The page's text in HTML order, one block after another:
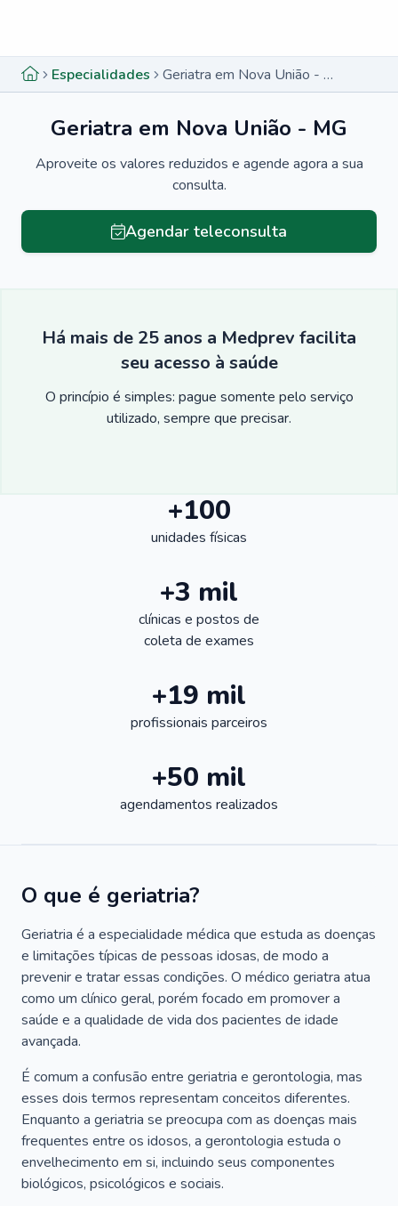
Especialidades Geriatra em Nova União - MG
Geriatra em Nova União - MG
Aproveite os valores reduzidos e agende agora a sua
consulta.
Agendar teleconsulta
Há mais de 25 anos a Medprev facilita
seu acesso à saúde
O princípio é simples: pague somente pelo serviço
utilizado, sempre que precisar.
+100
unidades físicas
+3 mil
clínicas e postos de
coleta de exames
+19 mil
profissionais parceiros
+50 mil
agendamentos realizados
O que é geriatria?
Geriatria é a especialidade médica que estuda as doenças
e limitações típicas de pessoas idosas, de modo a
prevenir e tratar essas condições. O médico geriatra atua
como um clínico geral, porém focado em promover a
saúde e a qualidade de vida dos pacientes de idade
avançada.
É comum a confusão entre geriatria e gerontologia, mas
esses dois termos representam conceitos diferentes.
Enquanto a geriatria se preocupa com as doenças mais
frequentes entre os idosos, a gerontologia estuda o
envelhecimento em si, incluindo seus componentes
biológicos, psicológicos e sociais.